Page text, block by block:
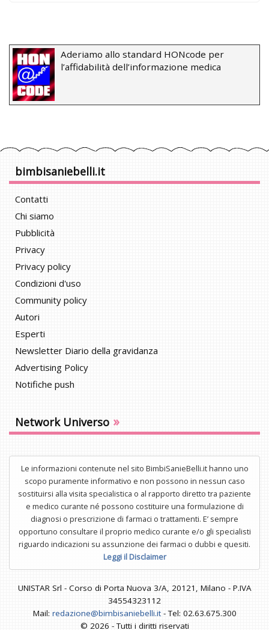
Aderiamo allo standard HONcode per
l’affidabilità dell’informazione medica
bimbisaniebelli.it
Contatti
Chi siamo
Pubblicità
Privacy
Privacy policy
Condizioni d'uso
Community policy
Autori
Esperti
Newsletter Diario della gravidanza
Advertising Policy
Notifiche push
Network Universo »
Le informazioni contenute nel sito BimbiSanieBelli.it hanno uno
scopo puramente informativo e non possono in nessun caso
sostituirsi alla visita specialistica o al rapporto diretto tra paziente
e medico curante né possono costituire una formulazione di
diagnosi o prescrizione di farmaci o trattamenti. E’ sempre
opportuno consultare il proprio medico curante e/o gli specialisti
riguardo indicazioni su assunzione dei farmaci o dubbi e quesiti.
Leggi il Disclaimer
UNISTAR Srl - Corso di Porta Nuova 3/A, 20121, Milano - P.IVA
34554323112
Mail: redazione@bimbisaniebelli.it- Tel: 02.63.675.300
© 2026 - Tutti i diritti riservati